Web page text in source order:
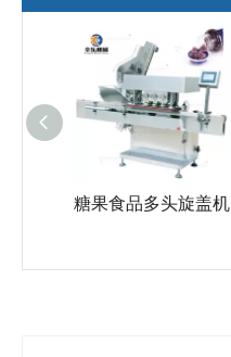
糖果食品多头旋盖机